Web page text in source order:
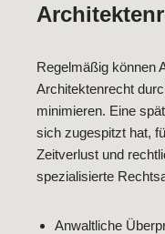
Regelmäßig können
Architektenrecht
minimieren. Eine
sich zugespitzt hat,
Zeitverlust und
spezialisierte
Anwaltliche